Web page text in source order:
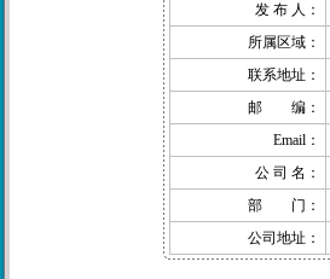
发 布 人：
所属区域：
联系地址：
邮 编：
Email：
公 司 名：
部 门：
公司地址：